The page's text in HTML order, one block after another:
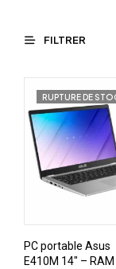
FILTRER
RUPTURE DE
PC portable Asus
E410M 14″ – RAM